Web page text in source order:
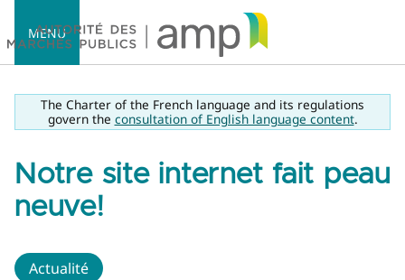
Accueil
MENU
The Charter of the French language and its regulations
govern the consultation of English language content.
Notre site internet fait peau
neuve!
Actualité